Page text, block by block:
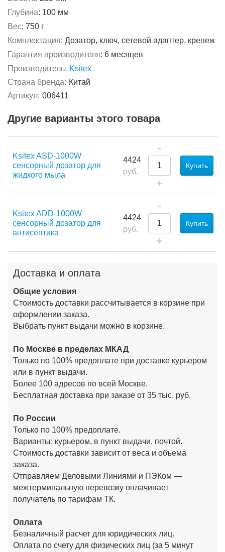
Глубина: 100 мм
Вес: 750 г
Комплектация: Дозатор, ключ, сетевой адаптер, крепеж
Гарантия производителя: 6 месяцев
Производитель: Ksitex
Страна бренда: Китай
Артикул: 006411
Другие варианты этого товара
Ksitex ASD-1000W
сенсорный дозатор для
жидкого мыла
4424
руб.
-
+
Купить
Ksitex ADD-1000W
сенсорный дозатор для
антисептика
4424
руб.
-
+
Купить
Доставка и оплата
Общие условия
Стоимость доставки рассчитывается в корзине при
оформлении заказа.
Выбрать пункт выдачи можно в корзине.
По Москве в пределах МКАД
Только по 100% предоплате при доставке курьером
или в пункт выдачи.
Более 100 адресов по всей Москве.
Бесплатная доставка при заказе от 35 тыс. руб.
По России
Только по 100% предоплате.
Варианты: курьером, в пункт выдачи, почтой.
Стоимость доставки зависит от веса и объема
заказа.
Отправляем Деловыми Линиями и ПЭКом —
межтерминальную перевозку оплачивает
получатель по тарифам ТК.
Оплата
Безналичный расчет для юридических лиц.
Оплата по счету для физических лиц (за 5 минут